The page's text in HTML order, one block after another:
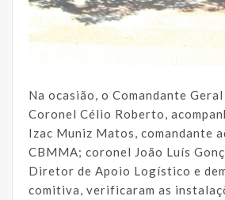
Na ocasião, o Comandante
Coronel Célio Roberto,
Izac Muniz Matos, comandante
CBMMA; coronel João Luís
Diretor de Apoio Logístico e
comitiva, verificaram as